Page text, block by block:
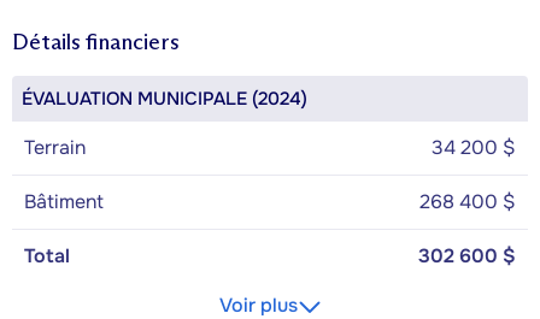
Détails financiers
ÉVALUATION MUNICIPALE (2024)
Terrain 34 200 $
Bâtiment 268 400 $
Total
302 600 $
Voir plus